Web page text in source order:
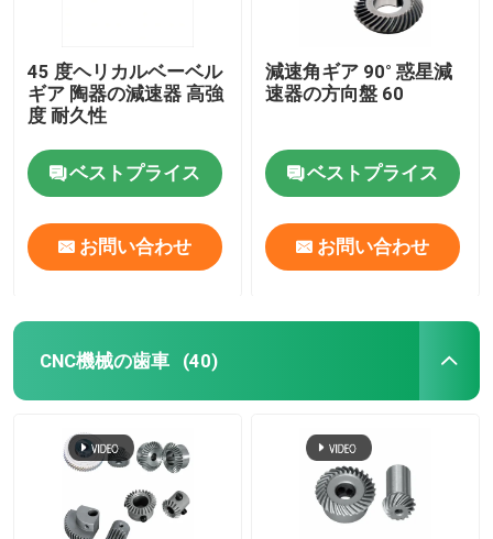
45 度ヘリカルベーベル
ギア 陶器の減速器 高強
度 耐久性
ベストプライス
お問い合わせ
減速角ギア 90° 惑星減
速器の方向盤 60
ベストプライス
お問い合わせ
CNC機械の歯車 (40)